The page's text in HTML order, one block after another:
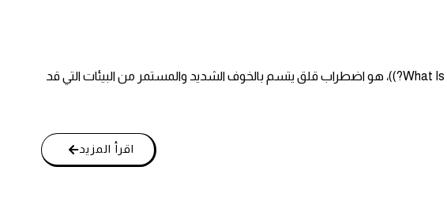
رهاب الأماكن المفتوحة، المعروف أيضًا برهاب الخلاء أو القلق من التواجد في الأماكن العامة والميادين((What Is Agoraphobia?))، هو اضطراب قلق يتسم بالخوف الشديد والمستمر من البيئات التي قد
اقرأ المزيد